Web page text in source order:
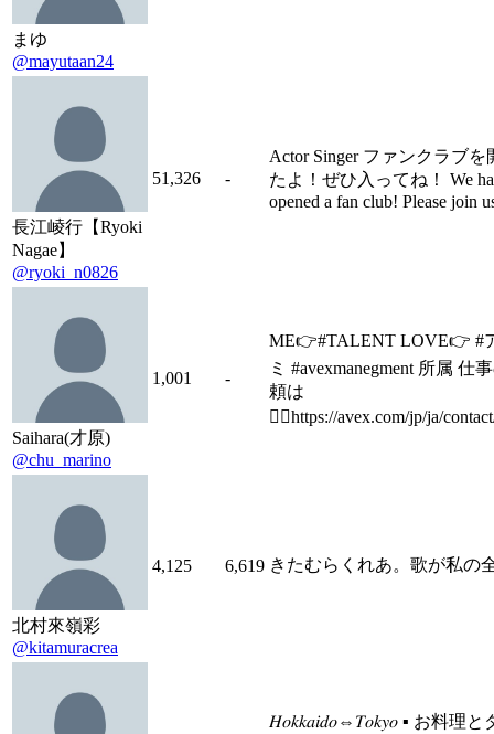
まゆ
@mayutaan24
長江崚行【Ryoki
Nagae】
@ryoki_n0826
51,326 -
Actor Singer ファンクラブを
たよ！ぜひ入ってね！ We
opened a fan club! Please join
Saihara(才原)
@chu_marino
1,001 -
ME👉#TALENT LOVE👉 #
ミ #avexmanegment 所属 仕
頼は
💁‍♂️https://avex.com/jp/ja/
北村來嶺彩
@kitamuracrea
4,125 6,619 きたむらくれあ。歌が私の
𝐻𝑜𝑘𝑘𝑎𝑖𝑑𝑜⇔𝑇𝑜𝑘𝑦𝑜 ▪︎ お料理と